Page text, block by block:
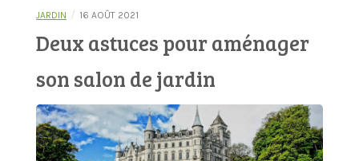
JARDIN / 16 AOÛT 2021
Deux astuces pour aménager
son salon de jardin